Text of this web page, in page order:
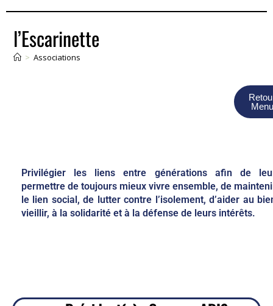
l’Escarinette
> Associations
Menu
Privilégier les liens entre générations afin de
permettre de toujours mieux vivre ensemble, de
le lien social, de lutter contre l’isolement, d’aider au
vieillir, à la solidarité et à la défense de leurs intérêts.